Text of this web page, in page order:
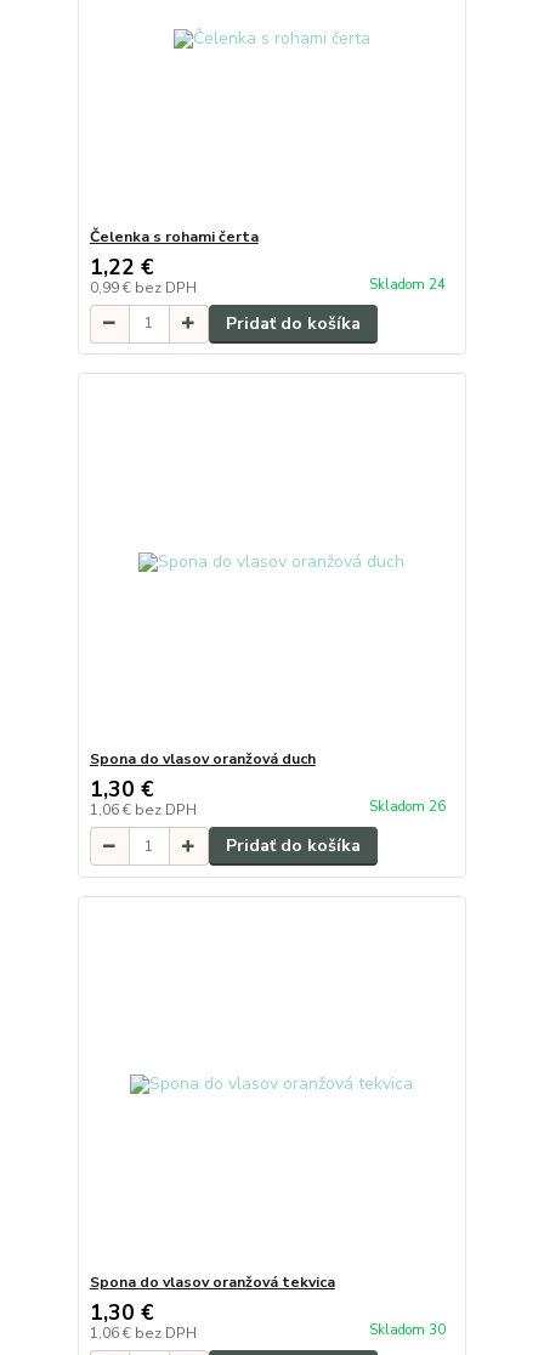
Čelenka s rohami čerta
1,22 €
0,99 € bez DPH Skladom 24
Pridať do košíka
Spona do vlasov oranžová duch
1,30 €
1,06 € bez DPH Skladom 26
Pridať do košíka
Spona do vlasov oranžová tekvica
1,30 €
1,06 € bez DPH Skladom 30